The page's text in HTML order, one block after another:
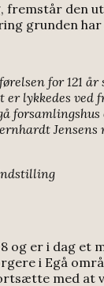
fremstår den
grunden
for 121
er lykkedes
Jensens
og er i dag
i Egå
med at